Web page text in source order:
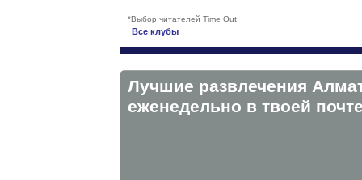
*Выбор читателей Time Out
Все клубы
Лучшие развлечения
eженедельно в твоей